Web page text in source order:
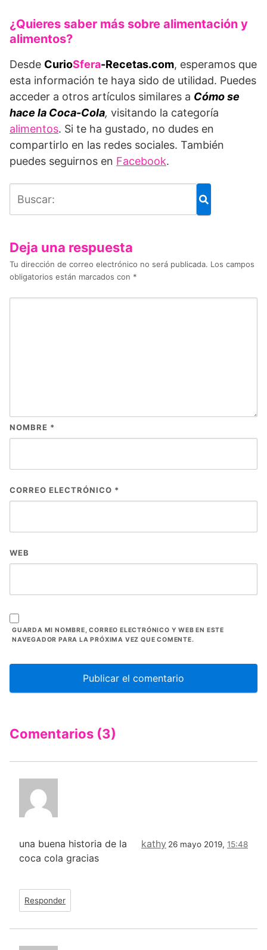
¿Quieres saber más sobre alimentación y
alimentos?
Desde CurioSfera-Recetas.com, esperamos que
esta información te haya sido de utilidad. Puedes
acceder a otros artículos similares a Cómo se
hace la Coca-Cola, visitando la categoría
alimentos. Si te ha gustado, no dudes en
compartirlo en las redes sociales. También
puedes seguirnos en Facebook.
Deja una respuesta
Tu dirección de correo electrónico no será publicada. Los campos
obligatorios están marcados con *
NOMBRE *
CORREO ELECTRÓNICO *
WEB
GUARDA MI NOMBRE, CORREO ELECTRÓNICO Y WEB EN ESTE
NAVEGADOR PARA LA PRÓXIMA VEZ QUE COMENTE.
Comentarios (3)
kathy 26 mayo 2019, 15:48
una buena historia de la
coca cola gracias
Responder